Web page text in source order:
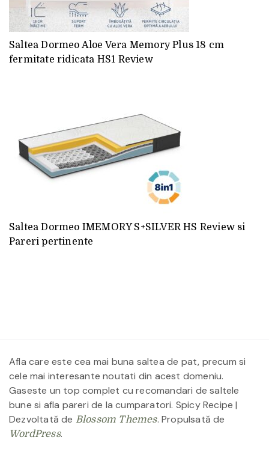
Saltea Dormeo Aloe Vera Memory Plus 18 cm
fermitate ridicata HS1 Review
Saltea Dormeo IMEMORY S+SILVER HS Review si
Pareri pertinente
Afla care este cea mai buna saltea de pat, precum si
cele mai interesante noutati din acest domeniu.
Gaseste un top complet cu recomandari de saltele
bune si afla pareri de la cumparatori. Spicy Recipe |
Dezvoltată de Blossom Themes. Propulsată de
WordPress.